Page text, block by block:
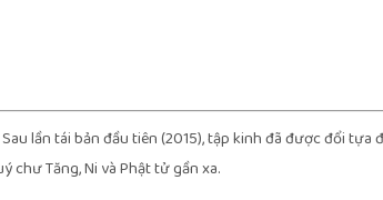
lần táibản đầutiên (2015), tập kinh đã được đổi tựa
chư Tăng, Ni vàPhật tửgần xa.